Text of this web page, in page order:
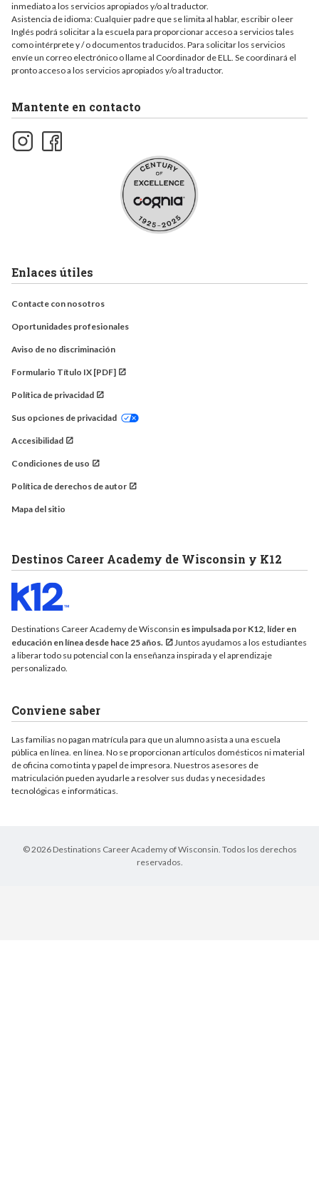
inmediato a los servicios apropiados y/o al traductor.
Asistencia de idioma: Cualquier padre que se limita al hablar, escribir o leer
Inglés podrá solicitar a la escuela para proporcionar acceso a servicios tales
como intérprete y / o documentos traducidos. Para solicitar los servicios
envíe un correo electrónico o llame al Coordinador de ELL. Se coordinará el
pronto acceso a los servicios apropiados y/o al traductor.
Mantente en contacto
Enlaces útiles
Contacte con nosotros
Oportunidades profesionales
Aviso de no discriminación
Formulario Título IX [PDF]
Política de privacidad
Sus opciones de privacidad
Accesibilidad
Condiciones de uso
Política de derechos de autor
Mapa del sitio
Destinos Career Academy de Wisconsin y K12
Destinations Career Academy de Wisconsin es impulsada por K12, líder en
educación en línea desde hace 25 años.
Juntos ayudamos a los estudiantes
a liberar todo su potencial con la enseñanza inspirada y el aprendizaje
personalizado.
Conviene saber
Las familias no pagan matrícula para que un alumno asista a una escuela
pública en línea. en línea. No se proporcionan artículos domésticos ni material
de oficina como tinta y papel de impresora. Nuestros asesores de
matriculación pueden ayudarle a resolver sus dudas y necesidades
tecnológicas e informáticas.
© 2026 Destinations Career Academy of Wisconsin. Todos los derechos
reservados.